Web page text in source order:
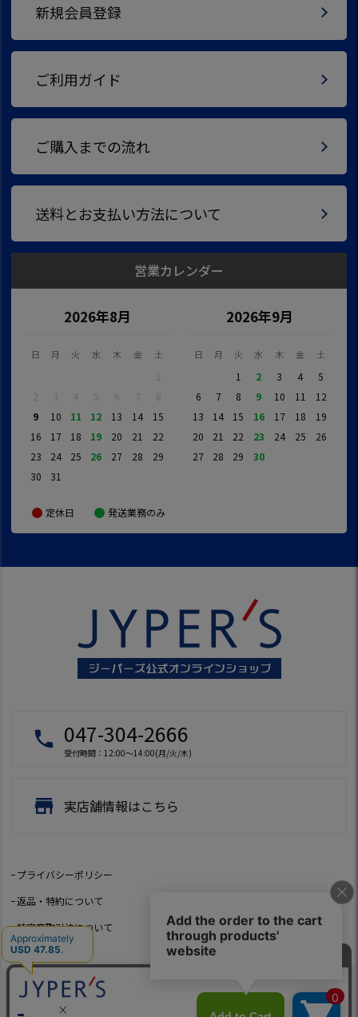
新規会員登録
ご利用ガイド
ご購入までの流れ
送料とお支払い方法について
営業カレンダー
2026年8月
日 月 火 水 木 金 土
1
2
3 4 5 6 7
8
9
10 11 12 13 14
15
16
17 18 19 20 21
22
23
24 25 26 27 28
29
30
31
2026年9月
日 月 火 水 木 金 土
1 2 3 4
5
6
7 8 9 10 11
12
13
14 15 16 17 18
19
20
21 22 23 24 25
26
27
28 29 30
定休日 発送業務のみ
local_phone 047-304-2666
受付時間：12:00～14:00(月/火/木)
store 実店舗情報はこちら
プライバシーポリシー
返品・特約について
特定商取引法について
会社概要
よくあるご質問
お問い合わせ